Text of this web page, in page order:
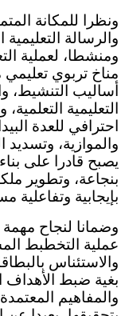
ونظرا للمكانة
والرسالة التعليمية
ومنشطا، لعملية
مناخ تربوي
أساليب التنشيط،
التعليمية
احترافي للعدة
والموازية، وتسديد
يصبح قادرا على
بنجاعة، وتطوير
بإيجابية
وضمانا لنجاح
عملية التخطبط
والاستئناس
بغية ضبط الأهداف
والمفاهيم المعتمدة